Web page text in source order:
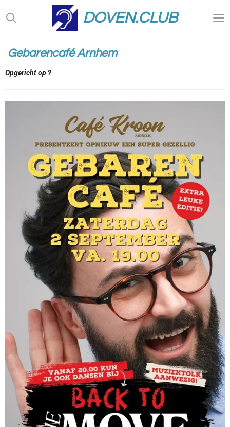
direct
hoofdinhoud
DOVEN.CLUB
Gebarencafé Arnhem
Opgericht op ?